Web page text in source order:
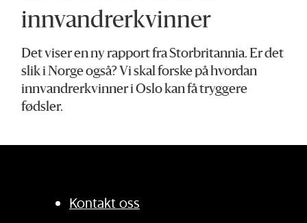
innvandrerkvinner
Det viser en ny rapport fra Storbritannia. Er det
slik i Norge også? Vi skal forske på hvordan
innvandrerkvinner i Oslo kan få tryggere
fødsler.
Kontakt oss